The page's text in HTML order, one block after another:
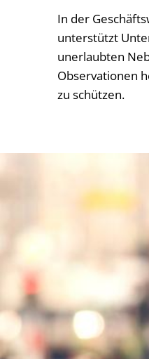
In der
unterstützt
unerlaubten
Observationen
zu schützen.